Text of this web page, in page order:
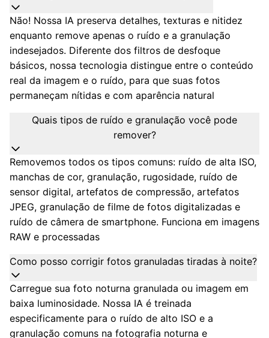
Não! Nossa IA preserva detalhes, texturas e nitidez
enquanto remove apenas o ruído e a granulação
indesejados. Diferente dos filtros de desfoque
básicos, nossa tecnologia distingue entre o conteúdo
real da imagem e o ruído, para que suas fotos
permaneçam nítidas e com aparência natural
Quais tipos de ruído e granulação você pode
remover?
Removemos todos os tipos comuns: ruído de alta ISO,
manchas de cor, granulação, rugosidade, ruído de
sensor digital, artefatos de compressão, artefatos
JPEG, granulação de filme de fotos digitalizadas e
ruído de câmera de smartphone. Funciona em imagens
RAW e processadas
Como posso corrigir fotos granuladas tiradas à noite?
Carregue sua foto noturna granulada ou imagem em
baixa luminosidade. Nossa IA é treinada
especificamente para o ruído de alto ISO e a
granulação comuns na fotografia noturna e